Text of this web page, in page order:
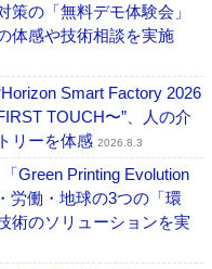
の「無料デモ体験会」
体感や技術相談を実施
Smart Factory 2026
TOUCH〜”、人の介
リーを体感 2026.8.3
Printing Evolution
労働・地球の3つの「環
術のソリューションを実